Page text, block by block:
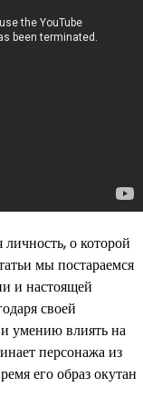
личность, о которой
мы постараемся
и настоящей
своей
умению влиять на
персонажа из
его образ окутан